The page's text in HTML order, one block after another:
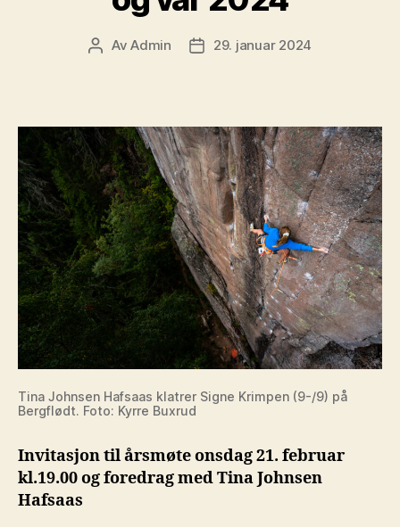
Innleggsforfatter
AvAdmin Publiseringsdato
29. januar 2024
Tina Johnsen Hafsaas klatrer Signe Krimpen (9-/9) på
Bergflødt. Foto: Kyrre Buxrud
Invitasjon til årsmøte onsdag 21. februar
kl.19.00 og foredrag med Tina Johnsen
Hafsaas